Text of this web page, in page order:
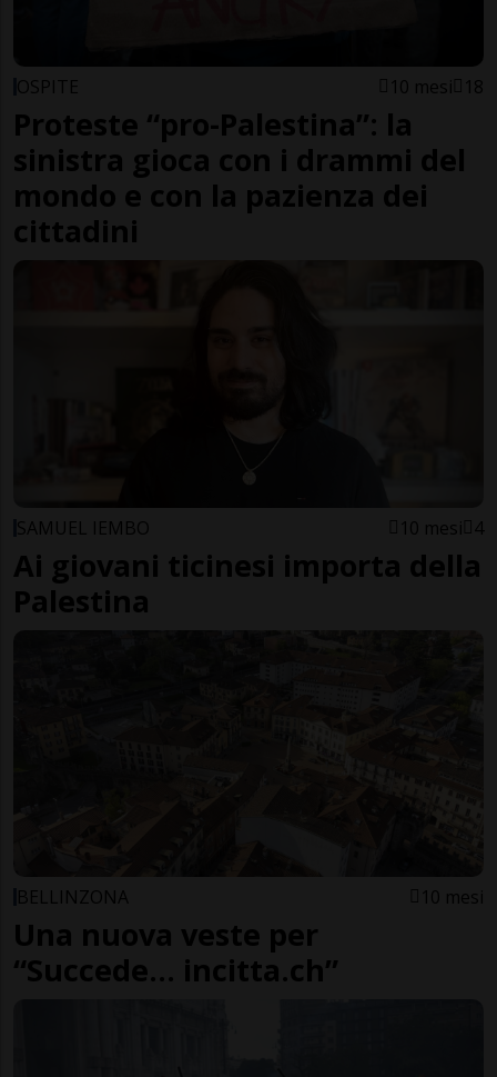
OSPITE 10 mesi 18
Proteste “pro-Palestina”: la
sinistra gioca con i drammi del
mondo e con la pazienza dei
cittadini
SAMUEL IEMBO 10 mesi 4
Ai giovani ticinesi importa della
Palestina
BELLINZONA 10 mesi
Una nuova veste per
“Succede… incitta.ch”